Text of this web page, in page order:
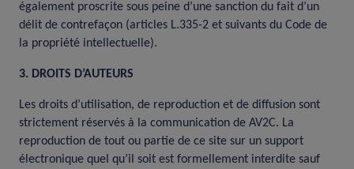
également proscrite sous peine d’une sanction du fait d’un
délit de contrefaçon (articles L.335-2 et suivants du Code de
la propriété intellectuelle).
3. DROITS D’AUTEURS
Les droits d’utilisation, de reproduction et de diffusion sont
strictement réservés à la communication de AV2C. La
reproduction de tout ou partie de ce site sur un support
électronique quel qu’il soit est formellement interdite sauf